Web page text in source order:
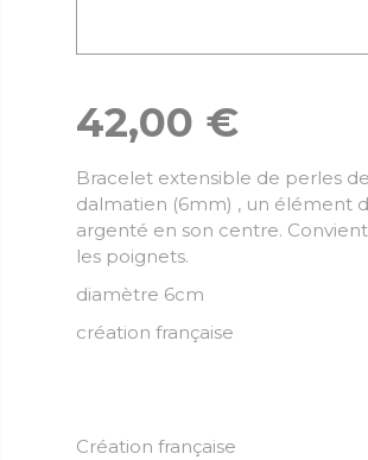
42,00 €
Bracelet extensible de perles
dalmatien (6mm) , un élément
argenté en son centre.
les poignets.
diamètre 6cm
création française
Création française